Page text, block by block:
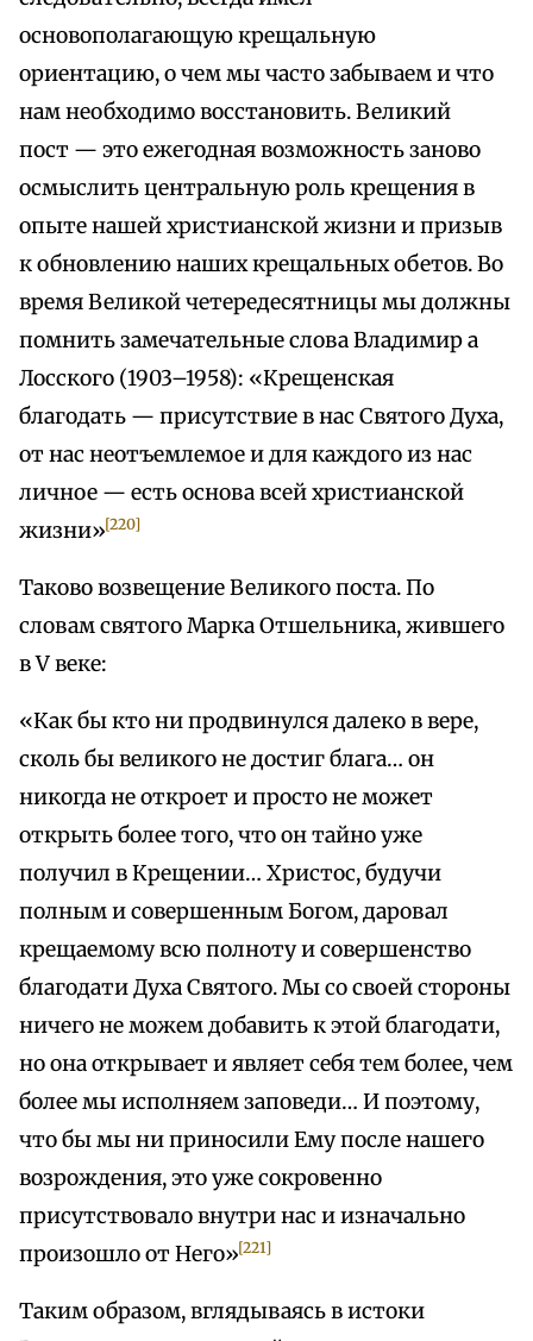
основополагающую крещальную
ориентацию, о чем мы часто забываем и что
нам необходимо восстановить. Великий
пост — это ежегодная возможность заново
осмыслить центральную роль крещения в
опыте нашей христианской жизни и призыв
к обновлению наших крещальных обетов. Во
время Великой четередесятницы мы должны
помнить замечательные слова Владимир а
Лосского (1903–1958): «Крещенская
благодать — присутствие в нас Святого Духа,
от нас неотъемлемое и для каждого из нас
личное — есть основа всей христианской
жизни»[220]
Таково возвещение Великого поста. По
словам святого Марка Отшельника, жившего
в V веке:
«Как бы кто ни продвинулся далеко в вере,
сколь бы великого не достиг блага… он
никогда не откроет и просто не может
открыть более того, что он тайно уже
получил в Крещении… Христос, будучи
полным и совершенным Богом, даровал
крещаемому всю полноту и совершенство
благодати Духа Святого. Мы со своей стороны
ничего не можем добавить к этой благодати,
но она открывает и являет себя тем более, чем
более мы исполняем заповеди… И поэтому,
что бы мы ни приносили Ему после нашего
возрождения, это уже сокровенно
присутствовало внутри нас и изначально
произошло от Него»[221]
Таким образом, вглядываясь в истоки